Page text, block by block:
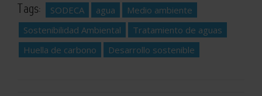
Tags: SODECA agua
Medio ambiente
Sostenibilidad Ambiental
Tratamiento de aguas
Huella de carbono
Desarrollo sostenible